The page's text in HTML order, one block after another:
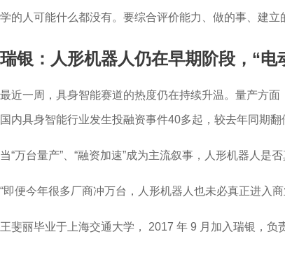
学的人可能什么都没有。要综合评价能力、做的事、建立
瑞银：人形机器人仍在早期阶段，“电
最近一周，具身智能赛道的热度仍在持续升温。量产方
国内具身智能行业发生投融资事件40多起，较去年同期
当“万台量产”、“融资加速”成为主流叙事，人形机器人是
“即便今年很多厂商冲万台，人形机器人也未必真正进入
王斐丽毕业于上海交通大学， 2017 年 9 月加入瑞银，